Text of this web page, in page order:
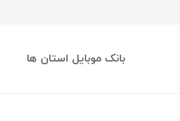
بانک موبایل استان ها